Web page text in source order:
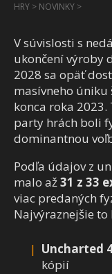
HRY > NOVINKY >
V súvislosti s
ukončení výroby
2028 sa opäť
masívneho úniku
konca roka
party hrách boli
dominantnou
Podľa údajov z
malo až31 z 33
viac predaných
Najvýraznejšie
Uncharted
kópií